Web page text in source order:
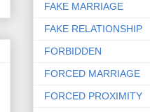
FAKE MARRIAGE
FAKE RELATIONSHIP
FORBIDDEN
FORCED MARRIAGE
FORCED PROXIMITY